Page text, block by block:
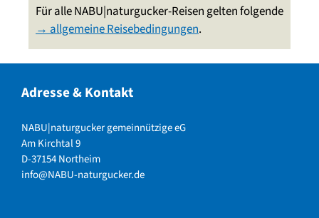
Für alle NABU|naturgucker-Reisen gelten folgende
→ allgemeine Reisebedingungen.
Adresse & Kontakt
NABU|naturgucker gemeinnützige eG
Am Kirchtal 9
D-37154 Northeim
info@NABU-naturgucker.de